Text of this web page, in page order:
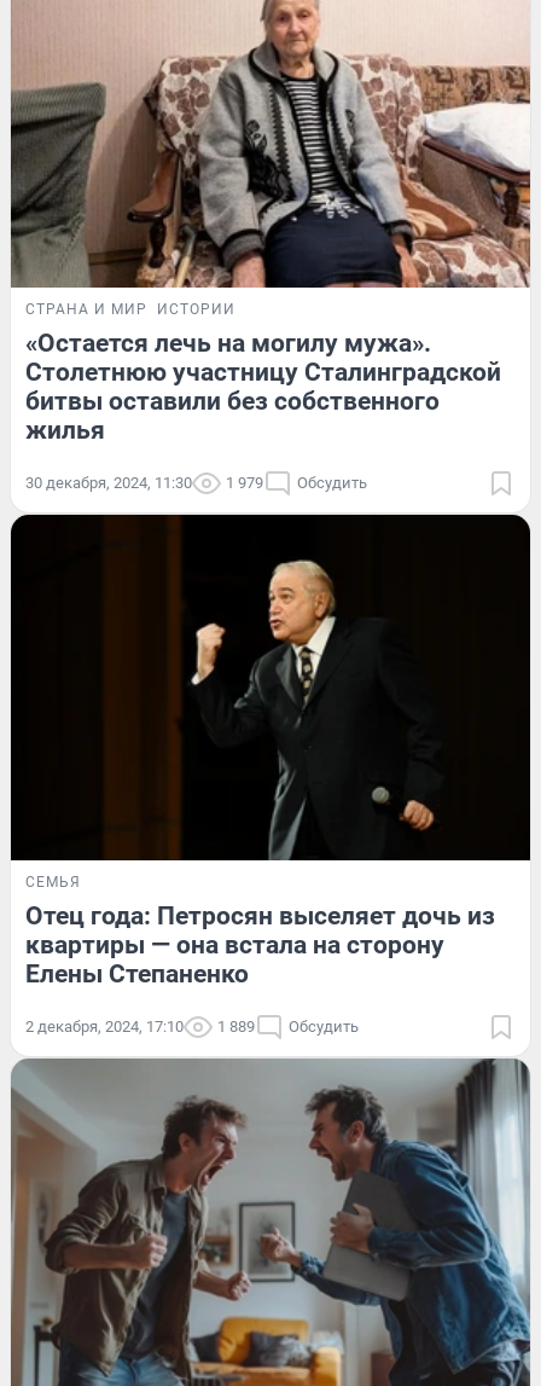
СТРАНА И МИР ИСТОРИИ
«Остается лечь на могилу мужа».
Столетнюю участницу Сталинградской
битвы оставили без собственного
жилья
30 декабря, 2024, 11:30 1 979 Обсудить
СЕМЬЯ
Отец года: Петросян выселяет дочь из
квартиры — она встала на сторону
Елены Степаненко
2 декабря, 2024, 17:10 1 889 Обсудить